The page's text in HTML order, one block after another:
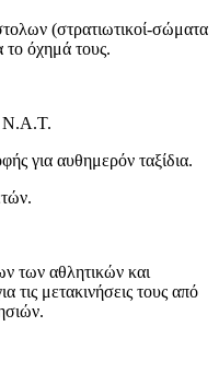
(στρατιωτικοί-σώματα
το όχημά τους.
Ν.Α.Τ.
για αυθημερόν ταξίδια.
των αθλητικών και
τις μετακινήσεις τους από